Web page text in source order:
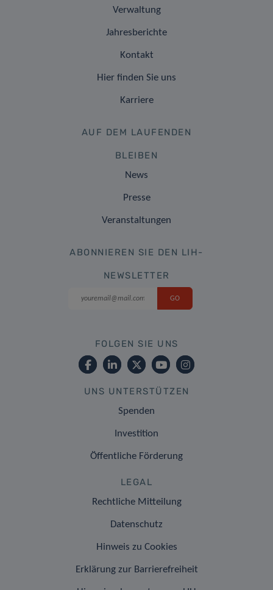
Verwaltung
Jahresberichte
Kontakt
Hier finden Sie uns
Karriere
AUF DEM LAUFENDEN
BLEIBEN
News
Presse
Veranstaltungen
ABONNIEREN SIE DEN LIH-
NEWSLETTER
FOLGEN SIE UNS
UNS UNTERSTÜTZEN
Spenden
Investition
Öffentliche Förderung
LEGAL
Rechtliche Mitteilung
Datenschutz
Hinweis zu Cookies
Erklärung zur Barrierefreiheit